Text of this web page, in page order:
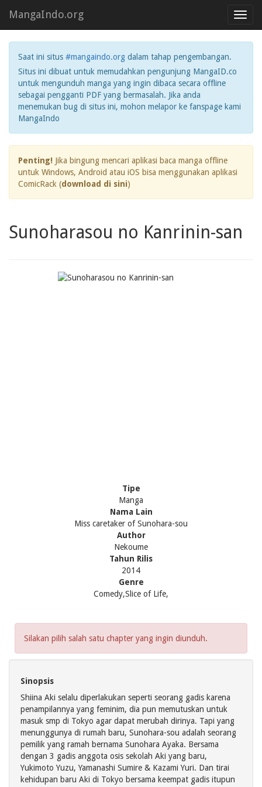
MangaIndo.org
Saat ini situs #mangaindo.org dalam tahap pengembangan.
Situs ini dibuat untuk memudahkan pengunjung MangaID.co
untuk mengunduh manga yang ingin dibaca secara offline
sebagai pengganti PDF yang bermasalah. Jika anda
menemukan bug di situs ini, mohon melapor ke fanspage kami
MangaIndo
Penting! Jika bingung mencari aplikasi baca manga offline
untuk Windows, Android atau iOS bisa menggunakan aplikasi
ComicRack (download di sini)
Sunoharasou no Kanrinin-san
Tipe
Manga
Nama Lain
Miss caretaker of Sunohara-sou
Author
Nekoume
Tahun Rilis
2014
Genre
Comedy,Slice of Life,
Silakan pilih salah satu chapter yang ingin diunduh.
Sinopsis
Shiina Aki selalu diperlakukan seperti seorang gadis karena
penampilannya yang feminim, dia pun memutuskan untuk
masuk smp di Tokyo agar dapat merubah dirinya. Tapi yang
menunggunya di rumah baru, Sunohara-sou adalah seorang
pemilik yang ramah bernama Sunohara Ayaka. Bersama
dengan 3 gadis anggota osis sekolah Aki yang baru,
Yukimoto Yuzu, Yamanashi Sumire & Kazami Yuri. Dan tirai
kehidupan baru Aki di Tokyo bersama keempat gadis itupun